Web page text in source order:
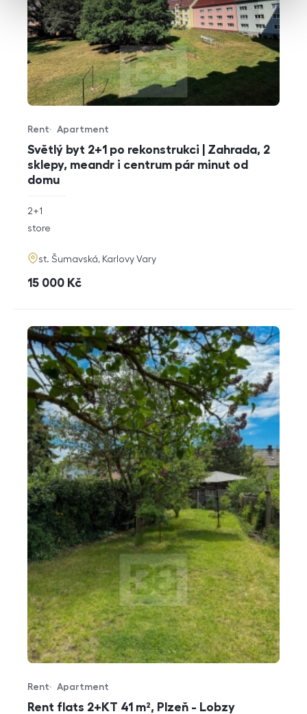
Světlý byt 2+1 po rekonstrukci | Zahrada, 2
sklepy, meandr i centrum pár minut od
domu
Offer type
Rent
Property type
Apartment
rozměry
2+1
funkce
store
adresa
st. Šumavská, Karlovy Vary
cena
15 000 Kč
Rent flats 2+KT 41 m², Plzeň - Lobzy
Offer type
Rent
Property type
Apartment